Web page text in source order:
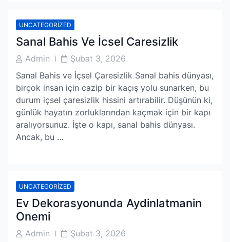
UNCATEGORIZED
Sanal Bahis Ve İcsel Caresizlik
PostAdmin
PostŞubat 3, 2026
Sanal Bahis ve İçsel Çaresizlik Sanal bahis dünyası,
birçok insan için cazip bir kaçış yolu sunarken, bu
durum içsel çaresizlik hissini artırabilir. Düşünün ki,
günlük hayatın zorluklarından kaçmak için bir kapı
aralıyorsunuz. İşte o kapı, sanal bahis dünyası.
Ancak, bu …
UNCATEGORIZED
Ev Dekorasyonunda Aydinlatmanin
Onemi
PostAdmin
PostŞubat 3, 2026